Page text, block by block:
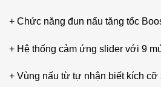
+ Chức năng đun nấu tăng tốc
+ Hệ thống cảm ứng slider với 9
+ Vùng nấu từ tự nhận biết kích cỡ